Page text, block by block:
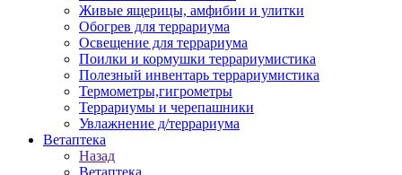
Живые ящерицы, амфибии и улитки
Обогрев для террариума
Освещение для террариума
Поилки и кормушки террариумистика
Полезный инвентарь террариумистика
Термометры,гигрометры
Террариумы и черепашники
Увлажнение д/террариума
Ветаптека
Назад
Ветаптека